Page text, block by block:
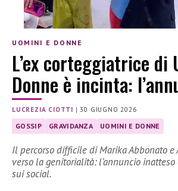
UOMINI E DONNE
L’ex corteggiatrice di
Donne è incinta:
LUCREZIA CIOTTI |30 GIUGNO 2026
GOSSIP GRAVIDANZA UOMINI E DONNE
Il percorso difficile di Marika Abbonato e
verso la genitorialità: l’annuncio
sui social.